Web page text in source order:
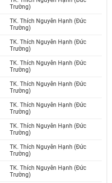
Trường)
TK. Thích Nguyên Hạnh (Đức
Trường)
TK. Thích Nguyên Hạnh (Đức
Trường)
TK. Thích Nguyên Hạnh (Đức
Trường)
TK. Thích Nguyên Hạnh (Đức
Trường)
TK. Thích Nguyên Hạnh (Đức
Trường)
TK. Thích Nguyên Hạnh (Đức
Trường)
TK. Thích Nguyên Hạnh (Đức
Trường)
TK. Thích Nguyên Hạnh (Đức
Trường)